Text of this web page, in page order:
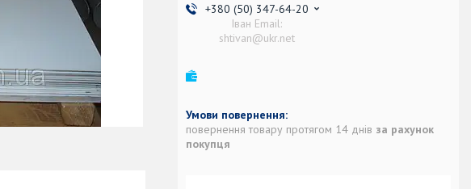
+380 (50) 347-64-20
Іван Email:
shtivan@ukr.net
повернення товару протягом 14 днів за рахунок
покупця